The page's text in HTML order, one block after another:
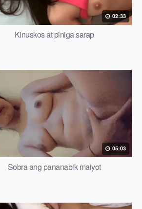
02:33
Kinuskos at piniga sarap
05:03
Sobra ang pananabik maiyot